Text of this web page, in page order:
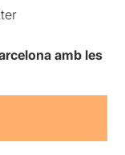
amb les